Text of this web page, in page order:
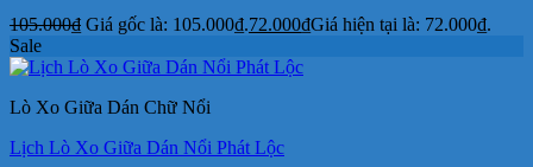
105.000₫ Giá gốc là: 105.000₫.72.000₫Giá hiện tại là: 72.000₫.
Sale
Lò Xo Giữa Dán Chữ Nổi
Lịch Lò Xo Giữa Dán Nổi Phát Lộc